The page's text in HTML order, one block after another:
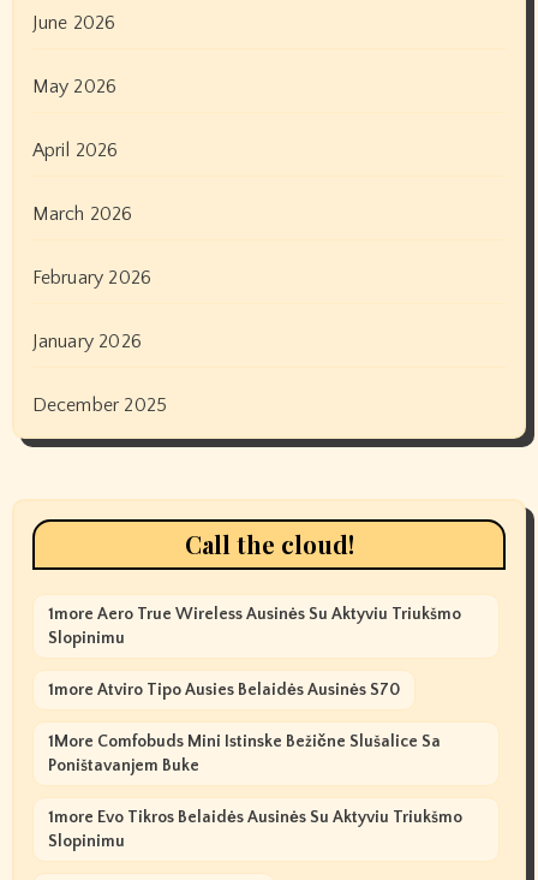
June 2026
May 2026
April 2026
March 2026
February 2026
January 2026
December 2025
Call the cloud!
1more Aero True Wireless Ausinės Su Aktyviu Triukšmo
Slopinimu
1more Atviro Tipo Ausies Belaidės Ausinės S70
1More Comfobuds Mini Istinske Bežične Slušalice Sa
Poništavanjem Buke
1more Evo Tikros Belaidės Ausinės Su Aktyviu Triukšmo
Slopinimu